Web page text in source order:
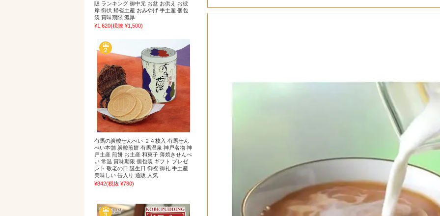
販 ランキング 御中元 お盆 お供え お彼
岸 御供 帰省土産 おみやげ 手土産 個包
装 賞味期限 濃厚
¥1,620(税抜 ¥1,500)
有馬の炭酸せんべい ２４枚入 有馬せん
べい本舗 炭酸煎餅 有馬温泉 神戸名物 神
戸土産 煎餅 お土産 和菓子 薄焼きせんべ
い 常温 賞味期限 個包装 ギフト プレゼ
ント 敬老の日 誕生日 御祝 御礼 手土産
美味しい 缶入り 通販 人気
¥842(税抜 ¥780)